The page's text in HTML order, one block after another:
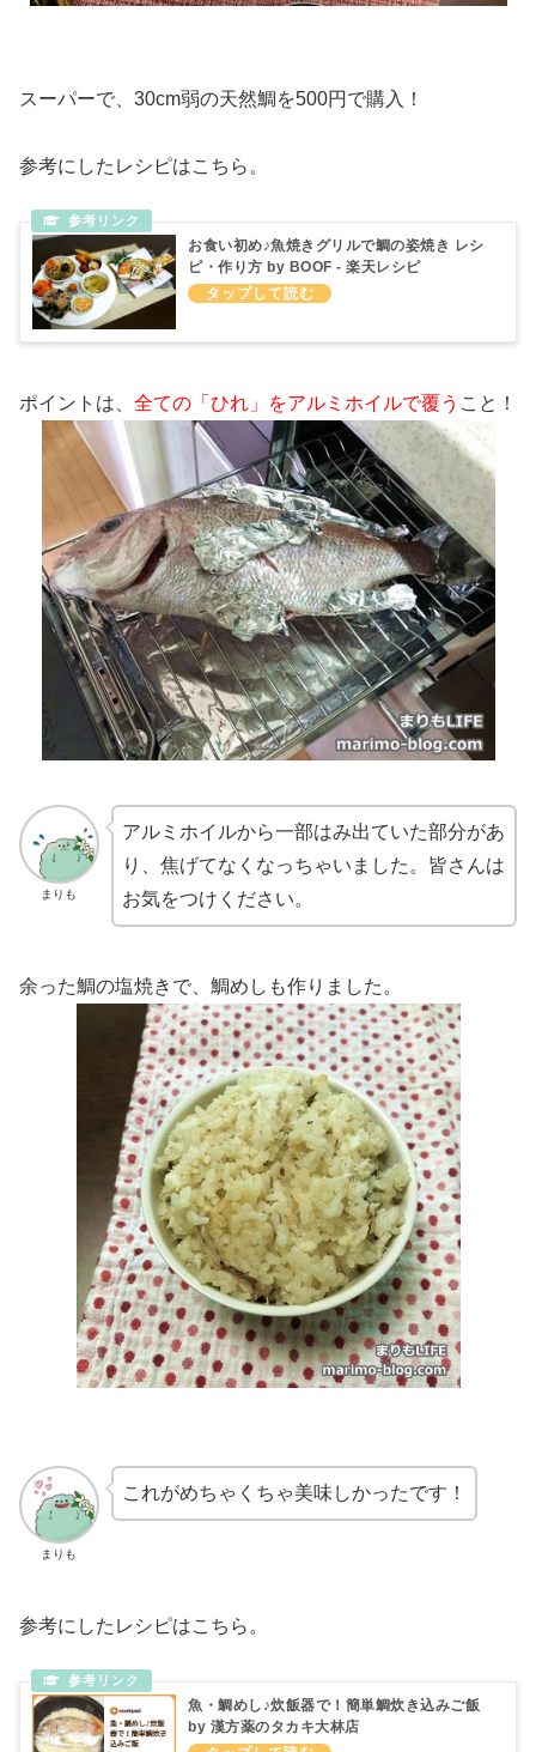
スーパーで、30cm弱の天然鯛を500円で購入！
参考にしたレシピはこちら。
お食い初め♪魚焼きグリルで鯛の姿焼き レシ
ピ・作り方 by BOOF - 楽天レシピ
ポイントは、 全ての「ひれ」をアルミホイルで覆う こと！
まりも
アルミホイルから一部はみ出ていた部分があ
り、焦げてなくなっちゃいました。皆さんは
お気をつけください。
余った鯛の塩焼きで、鯛めしも作りました。
まりも
これがめちゃくちゃ美味しかったです！
参考にしたレシピはこちら。
魚・鯛めし♪炊飯器で！簡単鯛炊き込みご飯
by 漢方薬のタカキ大林店